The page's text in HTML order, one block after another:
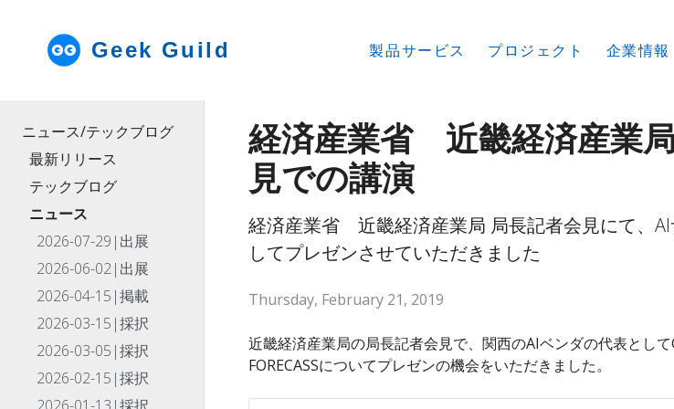
Geek Guild 製品サービス プロジェクト 企業情報
ニュース/テックブログ
最新リリース
テックブログ
ニュース
2026-07-29|出展
2026-06-02|出展
2026-04-15|掲載
2026-03-15|採択
2026-03-05|採択
2026-02-15|採択
経済産業省 近畿経済産業
見での講演
経済産業省 近畿経済産業局 局長記者会見にて、AI
してプレゼンさせていただきました
Thursday, February 21, 2019
近畿経済産業局の局長記者会見で、関西のAIベンダの代表として
FORECASSについてプレゼンの機会をいただきました。